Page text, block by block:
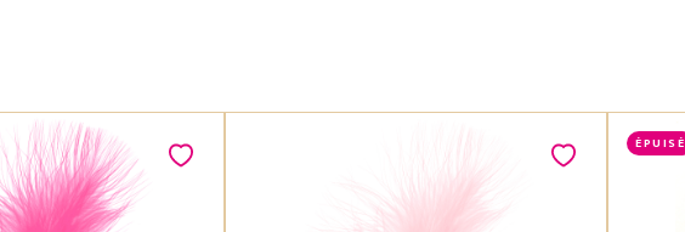
ÉPUISÉ